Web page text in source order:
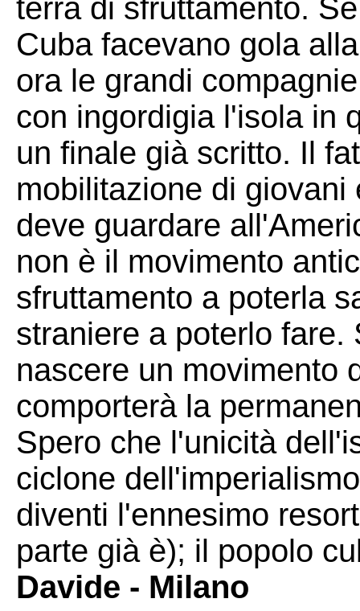
terra di sfruttamento.
Cuba facevano gola
ora le grandi
con ingordigia l'isola in
un finale già scritto. Il
mobilitazione di
deve guardare
non è il movimento
sfruttamento a poterla
straniere a poterlo
nascere un movimento
comporterà la
Spero che l'unicità
ciclone
diventi l'ennesimo
parte già è); il popolo
Davide - Milano